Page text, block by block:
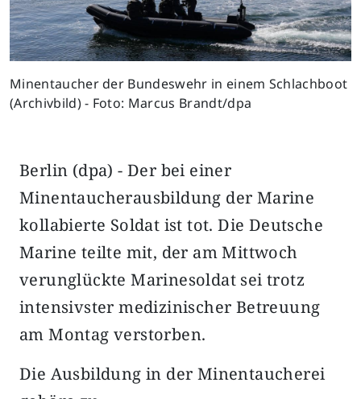
Minentaucher der Bundeswehr in einem Schlachboot
(Archivbild) - Foto: Marcus Brandt/dpa
Berlin (dpa) - Der bei einer
Minentaucherausbildung der Marine
kollabierte Soldat ist tot. Die Deutsche
Marine teilte mit, der am Mittwoch
verunglückte Marinesoldat sei trotz
intensivster medizinischer Betreuung
am Montag verstorben.
Die Ausbildung in der Minentaucherei